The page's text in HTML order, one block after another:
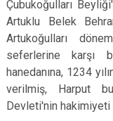
Çubukoğulları
Artuklu Belek
Artukoğulları
seferlerine karşı
hanedanına, 1234
verilmiş, Harput
Devleti'nin hakimiyeti